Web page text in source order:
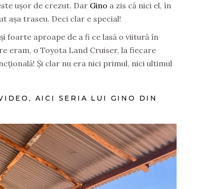
ușor de crezut. Dar Gino a zis că nici el, în
așa traseu. Deci clar e special!
foarte aproape de a fi ce lasă o viitură în
eram, o Toyota Land Cruiser, la fiecare
Și clar nu era nici primul, nici ultimul
AICI SERIA LUI GINO DIN